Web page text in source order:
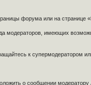
форума или на странице
модераторов, имеющих
к супермодератором
о сообщении